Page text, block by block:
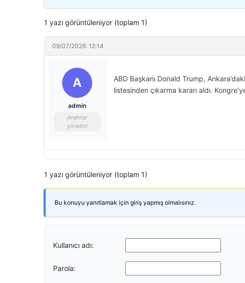
1 yazı görüntüleniyor (toplam 1)
09/07/2026: 12:14
A
admin
Anahtar
yönetici
ABD Başkanı Donald Trump,
listesinden çıkarma kararı aldı.
1 yazı görüntüleniyor (toplam 1)
Bu konuyu yanıtlamak için giriş yapmış olmalısınız.
Kullanıcı adı:
Parola: